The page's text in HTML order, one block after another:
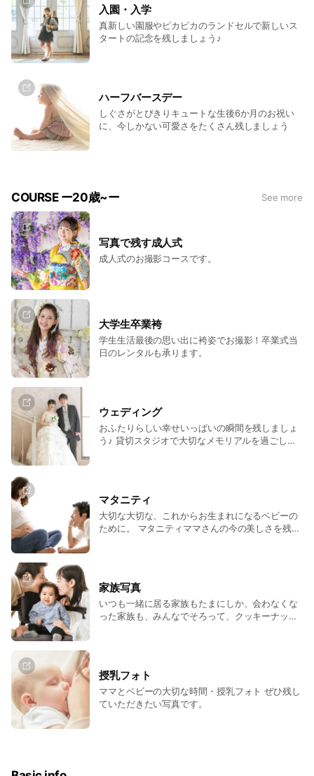
入園・入学
真新しい園服やピカピカのランドセルで新しいス
タートの記念を残しましょう♪
ハーフバースデー
しぐさがとびきりキュートな生後6か月のお祝い
に、今しかない可愛さをたくさん残しましょう
COURSE ー20歳~ー See more
写真で残す成人式
成人式のお撮影コースです。
大学生卒業袴
学生生活最後の思い出に袴姿でお撮影！卒業式当
日のレンタルも承ります。
ウェディング
おふたりらしい幸せいっぱいの瞬間を残しましょ
う♪ 貸切スタジオで大切なメモリアルを過ごして
マタニティ
大切な大切な、これからお生まれになるベビーの
ために。 マタニティママさんの今の美しさを残す
家族写真
いつも一緒に居る家族もたまにしか、会わなくな
った家族も、みんなでそろって、クッキーナッツ
授乳フォト
ママとベビーの大切な時間・授乳フォト ぜひ残し
ていただきたい写真です。